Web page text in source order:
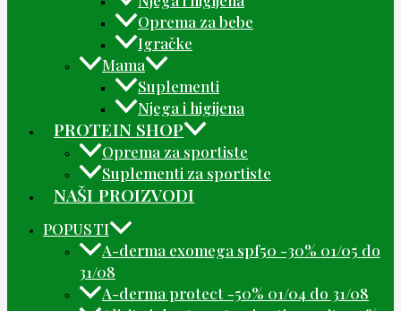
Oprema za bebe
Igračke
Mama
Suplementi
Njega i higijena
PROTEIN SHOP
Oprema za sportiste
Suplementi za sportiste
NAŠI PROIZVODI
POPUSTI
A-derma exomega spf50 -30% 01/05 do
31/08
A-derma protect -50% 01/04 do 31/08